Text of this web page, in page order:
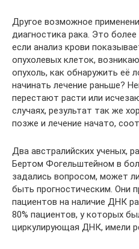
Другое возможное
диагностика рака. Это
если анализ крови
опухолевых клеток,
опухоль, как обнаружить её
начинать лечение раньше?
перестают расти или
случаях, результат так же
позже и лечение начато,
Два австралийских ученых,
Бертом Фогельштейном в
задались вопросом, может
быть прогностическим. Они
пациентов на наличие ДНК
80% пациентов, у которых
циркулирующая ДНК, имели